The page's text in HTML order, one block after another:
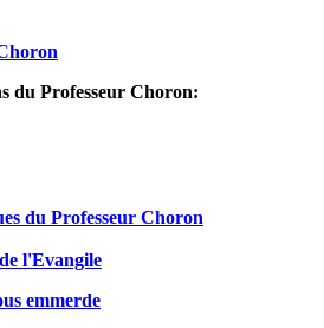
du Professeur Choron:
du Professeur Choron
l'Evangile
emmerde